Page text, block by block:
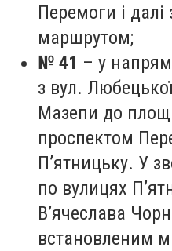
Перемоги і
маршрутом;
№ 41 – у
з вул.
Мазепи до
проспектом
П’ятницьку. У
по вулицях
В’ячеслава
встановленим